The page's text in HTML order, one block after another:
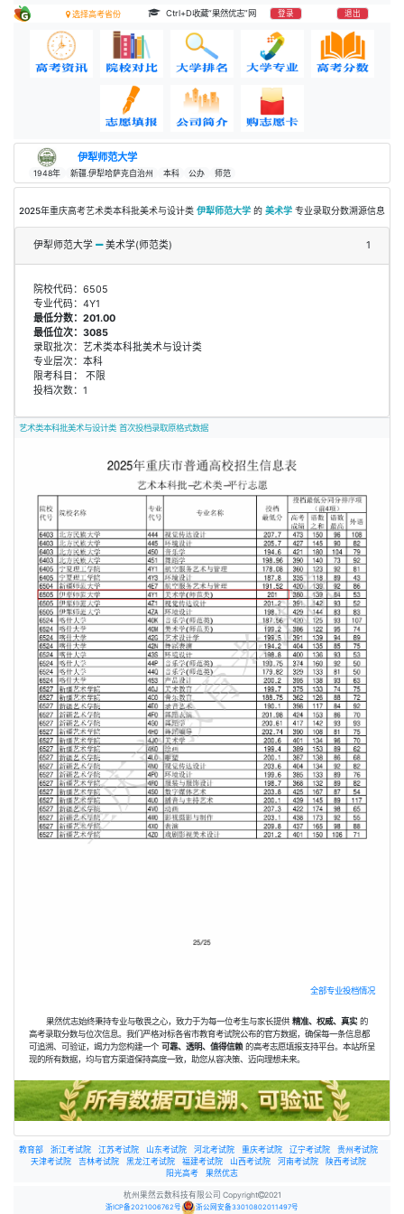
选择高考省份 Ctrl+D收藏“果然优志”网 登录 退出
伊犁师范大学
1948年 新疆.伊犁哈萨克自治州 本科 公办 师范
2025年重庆高考艺术类本科批美术与设计类 伊犁师范大学 的 美术学 专业录取分数溯源信息
伊犁师范大学 美术学(师范类) 1
院校代码：6505
专业代码：4Y1
最低分数：201.00
最低位次：3085
录取批次：艺术类本科批美术与设计类
专业层次：本科
限考科目： 不限
投档次数：1
艺术类本科批美术与设计类 首次投档录取原格式数据
全部专业投档情况
果然优志始终秉持专业与敬畏之心，致力于为每一位考生与家长提供 精准、权威、真实的
高考录取分数与位次信息。我们严格对标各省市教育考试院公布的官方数据，确保每一条信息都
可追溯、可验证，竭力为您构建一个 可靠、透明、值得信赖 的高考志愿填报支持平台。本站所呈
现的所有数据，均与官方渠道保持高度一致，助您从容决策、迈向理想未来。
教育部 浙江考试院 江苏考试院 山东考试院 河北考试院 重庆考试院 辽宁考试院
贵州考试院
天津考试院
吉林考试院 黑龙江考试院 福建考试院 山西考试院 河南考试院
陕西考试院
阳光高考
果然优志
杭州果然云数科技有限公司 Copyright 2021
浙ICP备2021006762号 浙公网安备33010802011497号